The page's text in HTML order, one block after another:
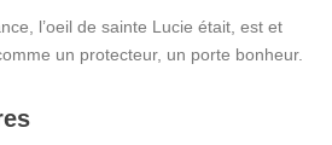
l’oeil de sainte Lucie était, est et
un protecteur, un porte bonheur.